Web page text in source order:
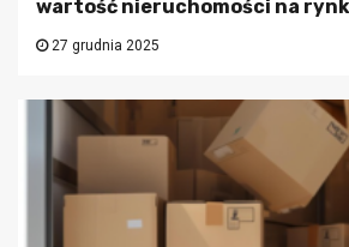
wartość nieruchomości na
27 grudnia 2025